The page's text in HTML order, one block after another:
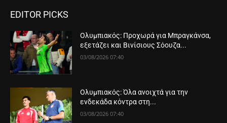
EDITOR PICKS
Ολυμπιακός: Προχωρά για Μπραγκάνσα,
εξετάζει και Βινίσιους Σόουζα...
03/08/2026 07:40
Ολυμπιακός: Όλα ανοιχτά για την
ενδεκάδα κόντρα στη...
03/08/2026 07:40